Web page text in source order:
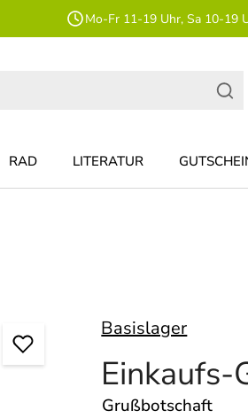
Mo-Fr 11-19 Uhr, Sa 10-19
RAD LITERATUR
Basislager
Einkaufs-
Grußbotschaft